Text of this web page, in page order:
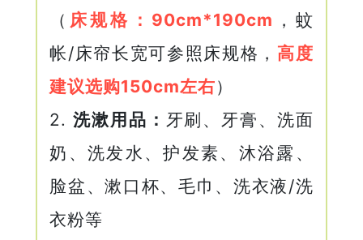
（ 床规格：90cm*190cm ，蚊
帐/床帘长宽可参照床规格， 高度
建议选购150cm左右）
2.洗漱用品 ： 牙刷、牙膏、洗面
奶、洗发水、护发素、沐浴露、
脸盆、漱口杯、毛巾、洗衣液/洗
衣粉等